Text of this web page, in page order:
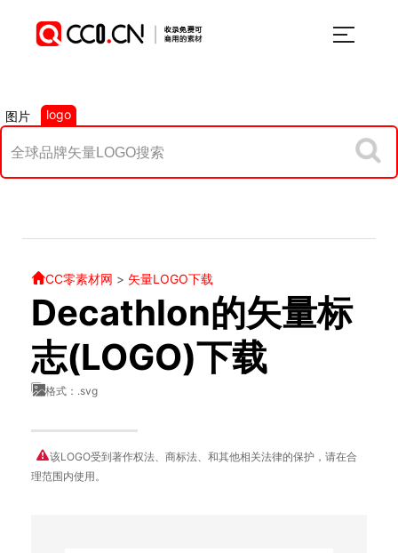
图片 logo
CC零素材网 > 矢量LOGO下载
Decathlon的矢量标
志(LOGO)下载
格式：.svg
该LOGO受到著作权法、商标法、和其他相关法律的保护，请在合
理范围内使用。